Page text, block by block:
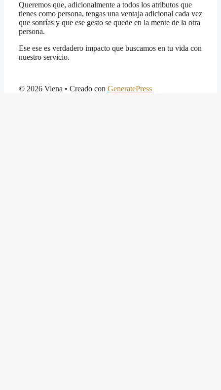
Queremos que, adicionalmente a todos los atributos que
tienes como persona, tengas una ventaja adicional cada vez
que sonrías y que ese gesto se quede en la mente de la otra
persona.
Ese ese es verdadero impacto que buscamos en tu vida con
nuestro servicio.
© 2026 Viena • Creado con GeneratePress